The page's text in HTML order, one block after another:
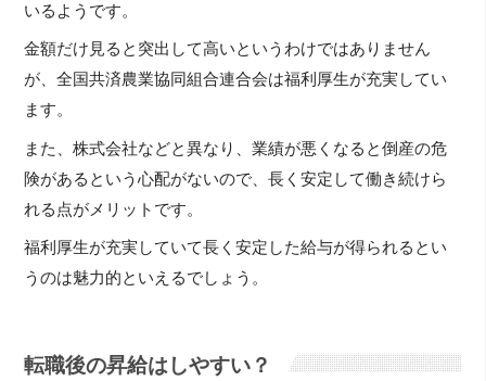
いるようです。
金額だけ見ると突出して高いというわけではありません
が、全国共済農業協同組合連合会は福利厚生が充実してい
ます。
また、株式会社などと異なり、業績が悪くなると倒産の危
険があるという心配がないので、長く安定して働き続けら
れる点がメリットです。
福利厚生が充実していて長く安定した給与が得られるとい
うのは魅力的といえるでしょう。
転職後の昇給はしやすい？